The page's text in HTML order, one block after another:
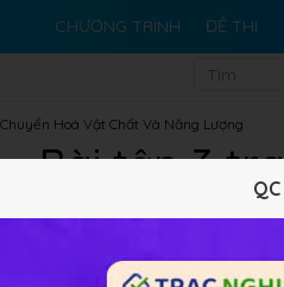
CHƯƠNG TRÌNH ĐỀ THI
Chuyển Hoá Vật Chất Và Năng Lượng
Bài tập 3
10 trắc
Lý thuyết
QC